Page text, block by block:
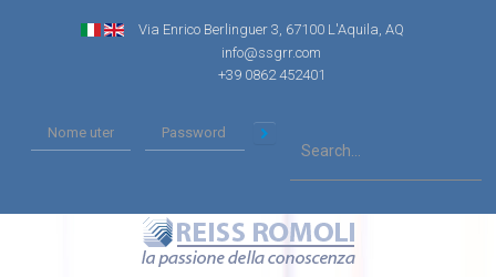
Via Enrico Berlinguer 3, 67100 L'Aquila, AQ
info@ssgrr.com
+39 0862 452401